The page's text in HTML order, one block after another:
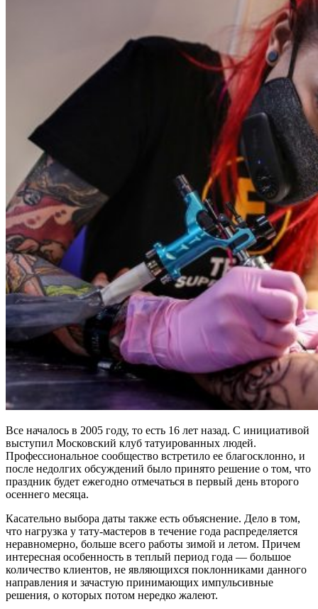
Все началось в 2005 году, то есть 16 лет назад. С инициативой
выступил Московский клуб татуированных людей.
Профессиональное сообщество встретило ее благосклонно, и
после недолгих обсуждений было принято решение о том, что
праздник будет ежегодно отмечаться в первый день второго
осеннего месяца.
Касательно выбора даты также есть объяснение. Дело в том,
что нагрузка у тату-мастеров в течение года распределяется
неравномерно, больше всего работы зимой и летом. Причем
интересная особенность в теплый период года — большое
количество клиентов, не являющихся поклонниками данного
направления и зачастую принимающих импульсивные
решения, о которых потом нередко жалеют.